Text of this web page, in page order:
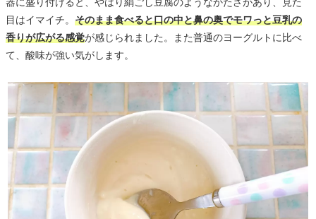
目はイマイチ。 そのまま食べると口の中と鼻の奥でモワっと豆乳の
香りが広がる感覚が感じられました。また普通のヨーグルトに比べ
て、酸味が強い気がします。